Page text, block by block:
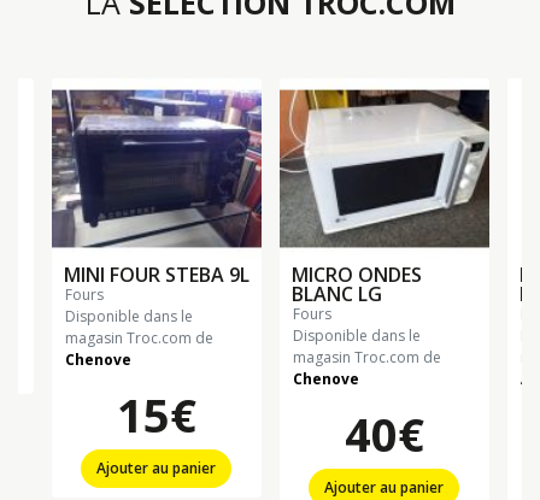
MINI FOUR STEBA 9L
fours
Disponible dans le
magasin Troc.com de
Chenove
15€
Ajouter au panier
MICRO ONDES
BLANC LG
fours
Disponible dans le
magasin Troc.com de
Chenove
40€
Ajouter au panier